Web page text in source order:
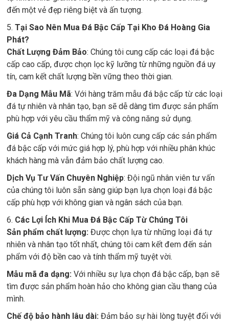
đến một vẻ đẹp riêng biệt và ấn tượng.
5. Tại Sao Nên Mua Đá Bậc Cấp Tại Kho Đá Hoàng Gia
Phát?
Chất Lượng Đảm Bảo: Chúng tôi cung cấp các loại đá bậc
cấp cao cấp, được chọn lọc kỹ lưỡng từ những nguồn đá uy
tín, cam kết chất lượng bền vững theo thời gian.
Đa Dạng Mẫu Mã: Với hàng trăm mẫu đá bậc cấp từ các loại
đá tự nhiên và nhân tạo, bạn sẽ dễ dàng tìm được sản phẩm
phù hợp với yêu cầu thẩm mỹ và công năng sử dụng.
Giá Cả Cạnh Tranh: Chúng tôi luôn cung cấp các sản phẩm
đá bậc cấp với mức giá hợp lý, phù hợp với nhiều phân khúc
khách hàng mà vẫn đảm bảo chất lượng cao.
Dịch Vụ Tư Vấn Chuyên Nghiệp: Đội ngũ nhân viên tư vấn
của chúng tôi luôn sẵn sàng giúp bạn lựa chọn loại đá bậc
cấp phù hợp với không gian và ngân sách của bạn.
6. Các Lợi Ích Khi Mua Đá Bậc Cấp Từ Chúng Tôi
Sản phẩm chất lượng: Được chọn lựa từ những loại đá tự
nhiên và nhân tạo tốt nhất, chúng tôi cam kết đem đến sản
phẩm với độ bền cao và tính thẩm mỹ tuyệt vời.
Mẫu mã đa dạng: Với nhiều sự lựa chọn đá bậc cấp, bạn sẽ
tìm được sản phẩm hoàn hảo cho không gian cầu thang của
mình.
Chế độ bảo hành lâu dài: Đảm bảo sự hài lòng tuyệt đối với